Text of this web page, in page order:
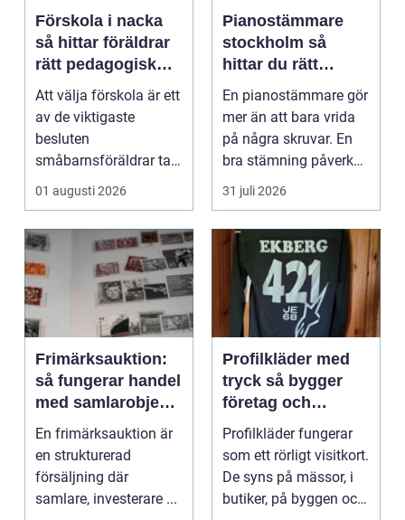
Förskola i nacka
så hittar föräldrar
rätt pedagogisk
trygghet
Att välja förskola är ett
av de viktigaste
besluten
småbarnsföräldrar tar.
Omsorg, trygghet,
pedagog...
01 augusti 2026
Pianostämmare
stockholm så
hittar du rätt
expert för ditt
piano
En pianostämmare gör
mer än att bara vrida
på några skruvar. En
bra stämning påverkar
hur pianot låt...
31 juli 2026
Frimärksauktion:
så fungerar handel
med samlarobjekt i
praktiken
En frimärksauktion är
en strukturerad
försäljning där
samlare, investerare ...
Profilkläder med
tryck så bygger
företag och
klubbar en
starkare identitet
Profilkläder fungerar
som ett rörligt visitkort.
De syns på mässor, i
butiker, på byggen och